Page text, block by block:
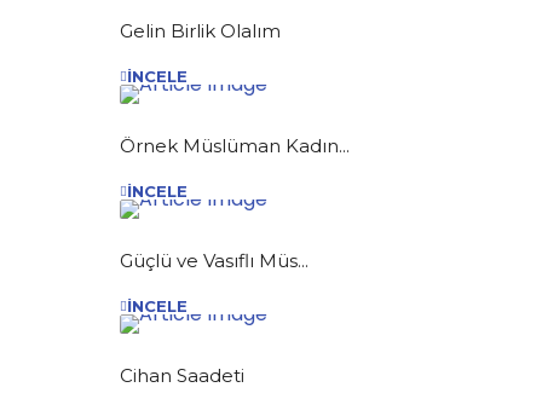
Gelin Birlik Olalım
İNCELE
Örnek Müslüman Kadın...
İNCELE
Güçlü ve Vasıflı Müs...
İNCELE
Cihan Saadeti